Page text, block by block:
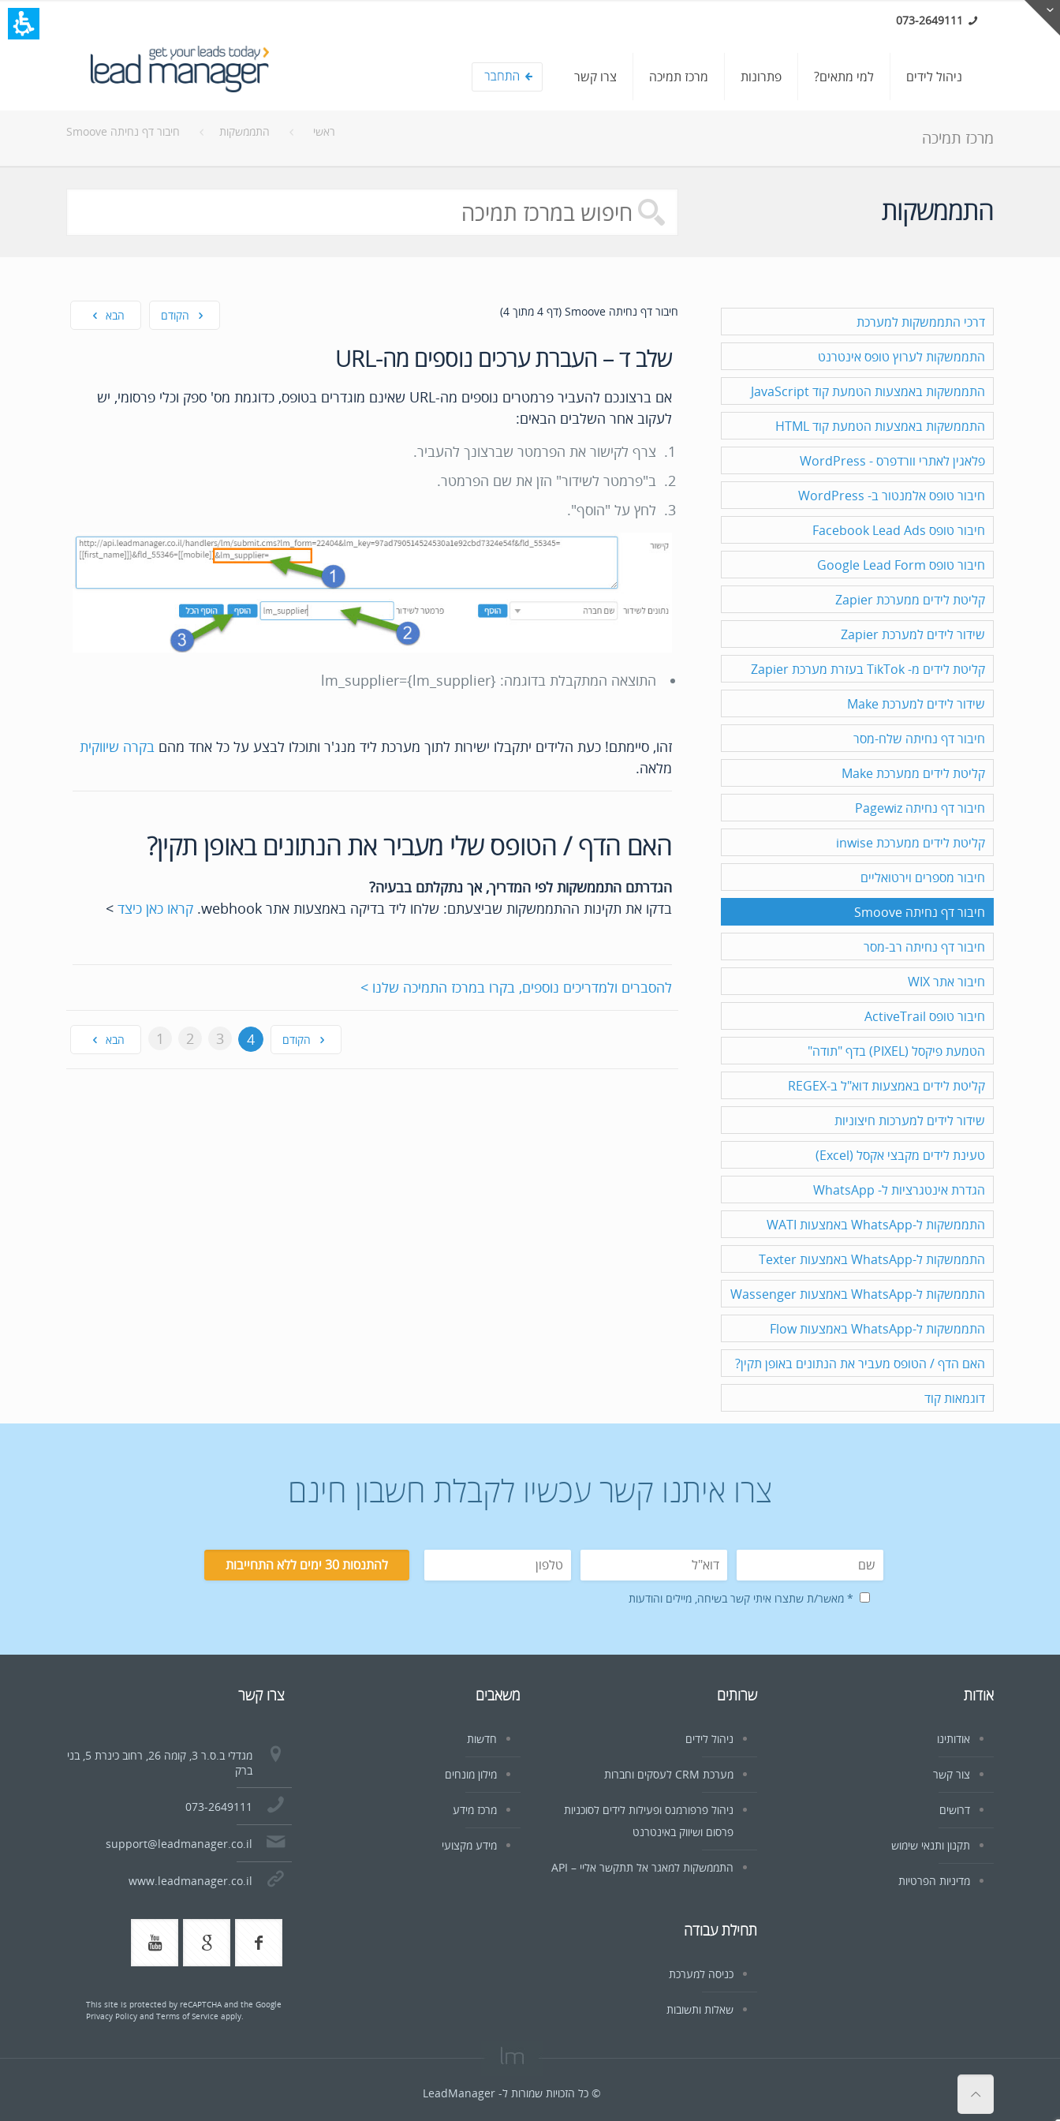
073-2649111
ניהול לידים למי מתאים? פתרונות מרכז תמיכה צרו קשר
מרכז תמיכה ראשי התממשקות חיבור דף נחיתה Smoove
התממשקות
חיבור דף נחיתה Smoove (דף 4 מתוך 4) הקודם הבא
שלב ד – העברת ערכים נוספים מה-URL
אם ברצונכם להעביר פרמטרים נוספים מה-URL שאינם מוגדרים בטופס, כדוגמת מס' ספק וכלי פרסומי, יש
לעקוב אחר השלבים הבאים:
צרף לקישור את הפרמטר שברצונך להעביר.
ב"פרמטר לשידור" הזן את שם הפרמטר.
לחץ על "הוסף".
התוצאה המתקבלת בדוגמה: {lm_supplier={lm_supplier
זהו, סיימתם! כעת הלידים יתקבלו ישירות לתוך מערכת ליד מנג'ר ותוכלו לבצע על כל אחד מהם בקרה שיווקית
מלאה.
האם הדף / הטופס שלי מעביר את הנתונים באופן תקין?
הגדרתם התממשקות לפי המדריך, אך נתקלתם בבעיה?
בדקו את תקינות ההתממשקות שביצעתם: שלחו ליד בדיקה באמצעות אתר webhook.
קראו כאן כיצד>
להסברים ולמדריכים נוספים, בקרו במרכז התמיכה שלנו >
הבא 1 2 3 4 הקודם
דרכי התממשקות למערכת
התממשקות לערוץ טופס אינטרנט
התממשקות באמצעות הטמעת קוד JavaScript
התממשקות באמצעות הטמעת קוד HTML
פלאגין לאתרי וורדפרס - WordPress
חיבור טופס אלמנטור ב- WordPress
חיבור טופס Facebook Lead Ads
חיבור טופס Google Lead Form
קליטת לידים ממערכת Zapier
שידור לידים למערכת Zapier
קליטת לידים מ- TikTok בעזרת מערכת Zapier
שידור לידים למערכת Make
חיבור דף נחיתה שלח-מסר
קליטת לידים ממערכת Make
חיבור דף נחיתה Pagewiz
קליטת לידים ממערכת inwise
חיבור מספרים וירטואליים
חיבור דף נחיתה Smoove
חיבור דף נחיתה רב-מסר
חיבור אתר WIX
חיבור טופס ActiveTrail
הטמעת פיקסל (PIXEL) בדף "תודה"
קליטת לידים באמצעות דוא"ל ב-REGEX
שידור לידים למערכות חיצוניות
טעינת לידים מקבצי אקסל (Excel)
הגדרת אינטגרציות ל- WhatsApp
התממשקות ל-WhatsApp באמצעות WATI
התממשקות ל-WhatsApp באמצעות Texter
התממשקות ל-WhatsApp באמצעות Wassenger
התממשקות ל-WhatsApp באמצעות Flow
האם הדף / הטופס מעביר את הנתונים באופן תקין?
דוגמאות קוד
צרו איתנו קשר עכשיו לקבלת חשבון חינם
* מאשר/ת שתצרו איתי קשר בשיחה, מיילים והודעות
צרו קשר
מגדלי ב.ס.ר 3, קומה 26, רחוב כינרת 5, בני
ברק
073-2649111
support@leadmanager.co.il
www.leadmanager.co.il
This site is protected by reCAPTCHA and the Google
Privacy Policy and Terms of Service apply.
משאבים
חדשות
מילון מונחים
מרכז מידע
מידע מקצועי
שרותים
ניהול לידים
מערכת CRM לעסקים וחברות
ניהול פרפורמנס ופעילות לידים לסוכניות
פרסום ושיווק באינטרנט
התממשקות למאגר אל תתקשר אליי – API
תחילת עבודה
כניסה למערכת
שאלות ותשובות
אודות
אודותינו
צור קשר
דרושים
תקנון ותנאי שימוש
מדיניות הפרטיות
© כל הזכויות שמורות ל- LeadManager